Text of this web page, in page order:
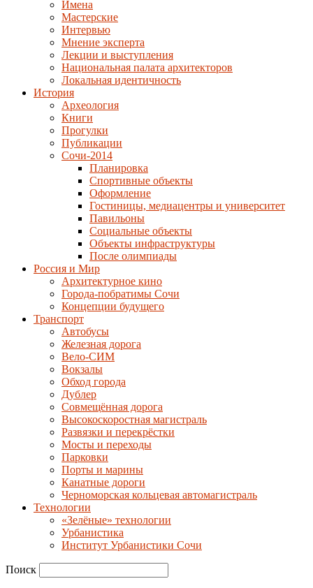
Имена
Мастерские
Интервью
Мнение эксперта
Лекции и выступления
Национальная палата архитекторов
Локальная идентичность
История
Археология
Книги
Прогулки
Публикации
Сочи-2014
Планировка
Спортивные объекты
Оформление
Гостиницы, медиацентры и университет
Павильоны
Социальные объекты
Объекты инфраструктуры
После олимпиады
Россия и Мир
Архитектурное кино
Города-побратимы Сочи
Концепции будущего
Транспорт
Автобусы
Железная дорога
Вело-СИМ
Вокзалы
Обход города
Дублер
Совмещённая дорога
Высокоскоростная магистраль
Развязки и перекрёстки
Мосты и переходы
Парковки
Порты и марины
Канатные дороги
Черноморская кольцевая автомагистраль
Технологии
«Зелёные» технологии
Урбанистика
Институт Урбанистики Сочи
Поиск